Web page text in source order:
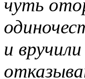
чуть
и